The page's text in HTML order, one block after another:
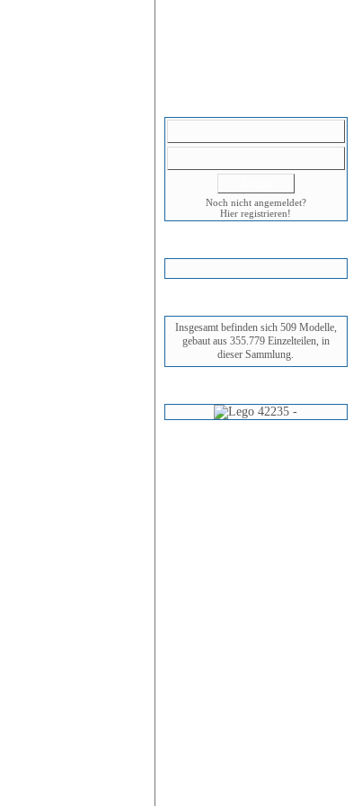
Noch nicht angemeldet?
Hier registrieren!
Insgesamt befinden sich 509 Modelle,
gebaut aus 355.779 Einzelteilen, in
dieser Sammlung.